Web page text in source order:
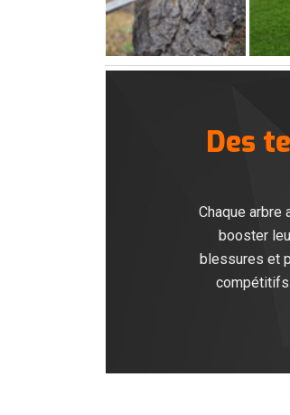
Des
Chaque arbre
booster
blessures et